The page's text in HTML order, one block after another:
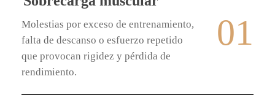
Molestias por exceso de entrenamiento,
falta de descanso o esfuerzo repetido
que provocan rigidez y pérdida de
rendimiento.
01